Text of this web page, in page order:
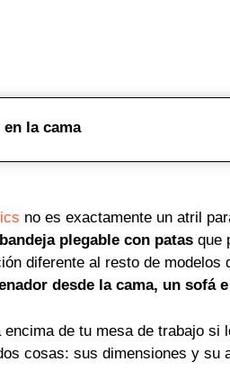
la cama
no es exactamente un atril
bandeja plegable con patas que
diferente al resto de modelos
desde la cama, un sofá
de tu mesa de trabajo si
cosas: sus dimensiones y su